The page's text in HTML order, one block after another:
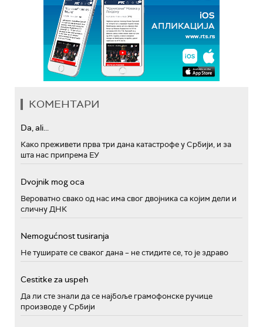
КОМЕНТАРИ
Da, ali...
Како преживети прва три дана катастрофе у Србији, и за
шта нас припрема ЕУ
Dvojnik mog oca
Вероватно свако од нас има свог двојника са којим дели и
сличну ДНК
Nemogućnost tusiranja
Не туширате се сваког дана – не стидите се, то је здраво
Cestitke za uspeh
Да ли сте знали да се најбоље грамофонске ручице
производе у Србији